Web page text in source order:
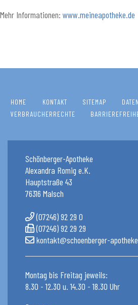
Mehr Informationen: www.meineapotheke.de
HOME KONTAKT SITEMAP
VERBRAUCHERRECHTE
Schönberger-Apotheke
Alexandra Romig e.K.
Hauptstraße 43
76316 Malsch
(07246) 92 29 0
(07246) 92 29 29
kontakt@schoenberger-
Montag bis Freitag jeweils:
8.30 - 12.30 u. 14.30 - 18.30 Uhr